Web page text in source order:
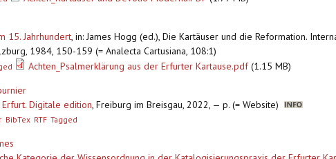
15. Jahrhundert, in: James Hogg (ed.), Die Kartäuser und die Reformation.
1984, 150-159 (= Analecta Cartusiana, 108:1)
Achten_Psalmerklärung aus der Erfurter Kartause.pdf(1.15 MB)
Digitale edition, Freiburg im Breisgau, 2022, — p. (= Website)
BibTex RTF Tagged